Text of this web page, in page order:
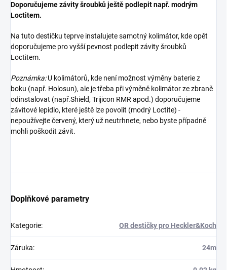
Doporučujeme závity šroubků ještě podlepit např. modrým
Loctitem.
Na tuto destičku teprve instalujete samotný kolimátor, kde opět
doporučujeme pro vyšší pevnost podlepit závity šroubků
Loctitem.
Poznámka:U kolimátorů, kde není možnost výměny baterie z
boku (např. Holosun), ale je třeba při výměně kolimátor ze zbraně
odinstalovat (např.Shield, Trijicon RMR apod.) doporučujeme
závitové lepidlo, které ještě lze povolit (modrý Loctite) -
nepoužívejte červený, který už neutrhnete, nebo byste případně
mohli poškodit závit.
Doplňkové parametry
Kategorie: OR destičky pro Heckler&Koch
Záruka: 24m